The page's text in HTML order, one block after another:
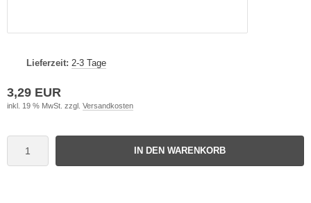
Lieferzeit: 2-3 Tage
3,29 EUR
inkl. 19 % MwSt. zzgl. Versandkosten
IN DEN WARENKORB